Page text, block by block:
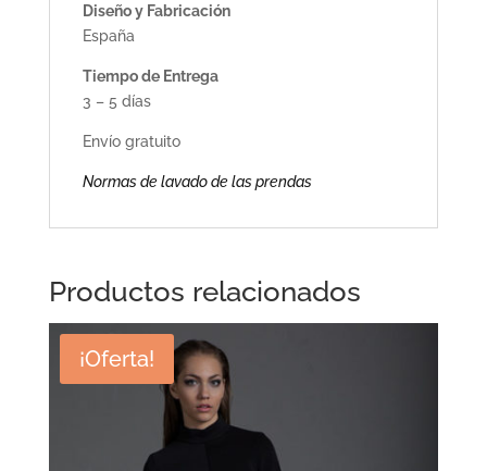
Diseño y Fabricación
España
Tiempo de Entrega
3 – 5 días
Envío gratuito
Normas de lavado de las prendas
Productos relacionados
¡Oferta!